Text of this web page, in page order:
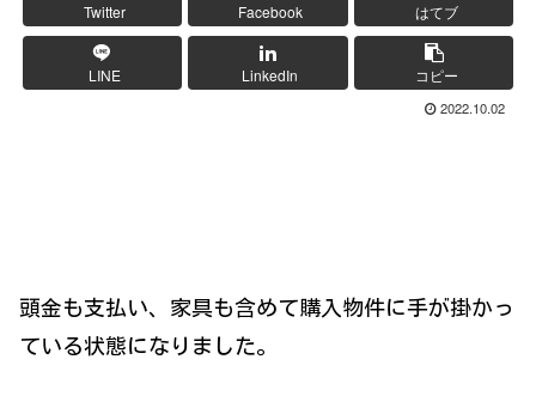
Twitter Facebook はてブ
LINE LinkedIn コピー
2022.10.02
頭金も支払い、家具も含めて購入物件に手が掛かっ
ている状態になりました。